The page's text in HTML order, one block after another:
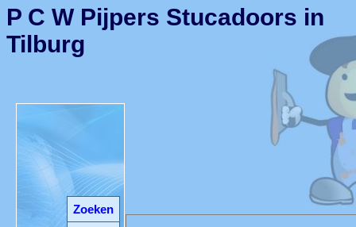
Zoeken
P C W Pijpers Stucadoors in
Tilburg